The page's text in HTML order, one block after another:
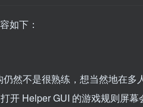
如下：
然不是很熟练，想当然地在多
开 Helper GUI 的游戏规则屏幕